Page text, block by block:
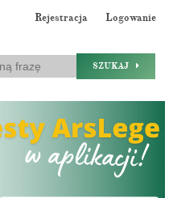
Rejestracja Logowanie
SZUKAJ